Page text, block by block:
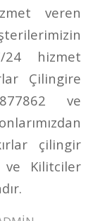
veren
24 hizmet
Çilingire
ve
çilingir
ve Kilitciler